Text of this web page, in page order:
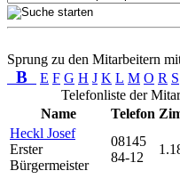
Sprung zu den Mitarbeitern
B E F G H J K L M O R S
Telefonliste der
Name
Telefon
Heckl Josef
Erster
Bürgermeister
08145
84-12